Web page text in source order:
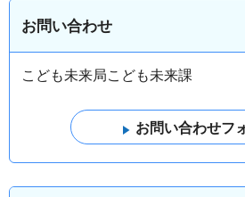
お問い合わせ
こども未来局こども未来課